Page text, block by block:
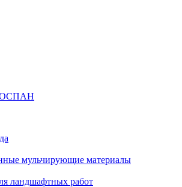
мульчирующие материалы
ландшафтных работ